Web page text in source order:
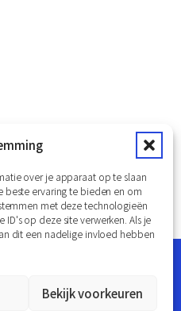
over je apparaat op te slaan
ervaring te bieden en om
met deze technologieën
op deze site verwerken. Als je
dit een nadelige invloed hebben
Bekijk voorkeuren
Van onze partners